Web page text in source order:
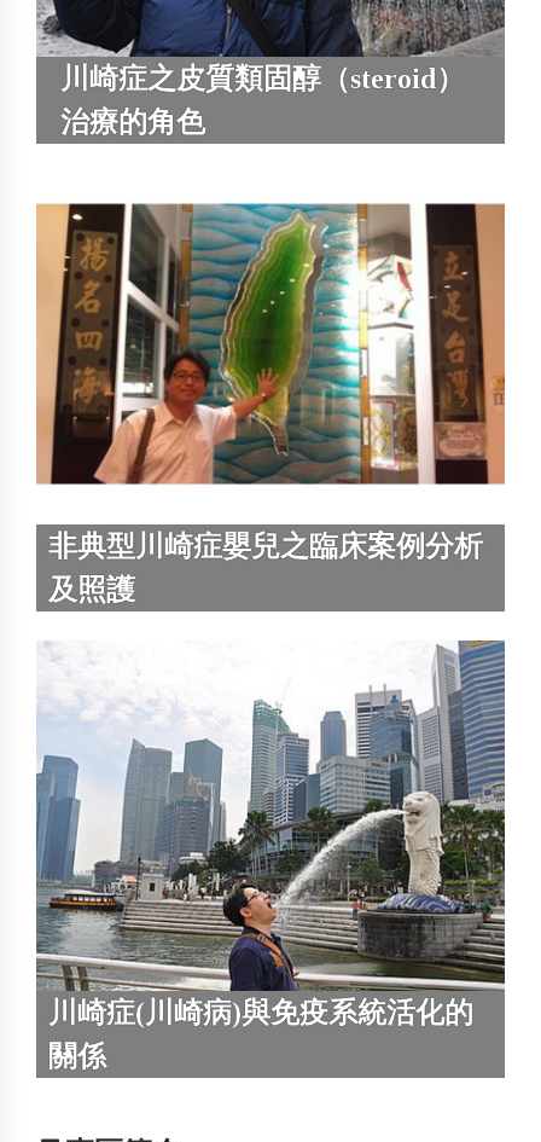
川崎症之皮質類固醇（steroid）
治療的角色
非典型川崎症嬰兒之臨床案例分析
及照護
川崎症(川崎病)與免疫系統活化的
關係